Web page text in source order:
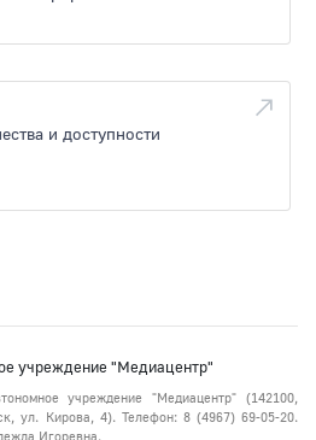
и доступности
учреждение "Медиацентр"
учреждение "Медиацентр" (142100,
ул. Кирова, 4). Телефон: 8 (4967) 69-05-20.
Игоревна.